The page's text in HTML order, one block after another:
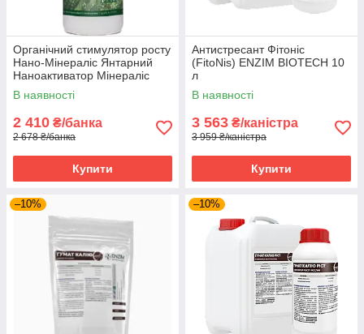
Органічний стимулятор росту
Нано-Мінераліс Янтарний
Наноактиватор Мінераліс
Україна 1 л
В наявності
2 410 ₴/банка
2 678 ₴/банка
Купити
Антистресант Фітоніс
(FitoNis) ENZIM BIOTECH 10
л
В наявності
3 563 ₴/каністра
3 959 ₴/каністра
Купити
–10% –10%